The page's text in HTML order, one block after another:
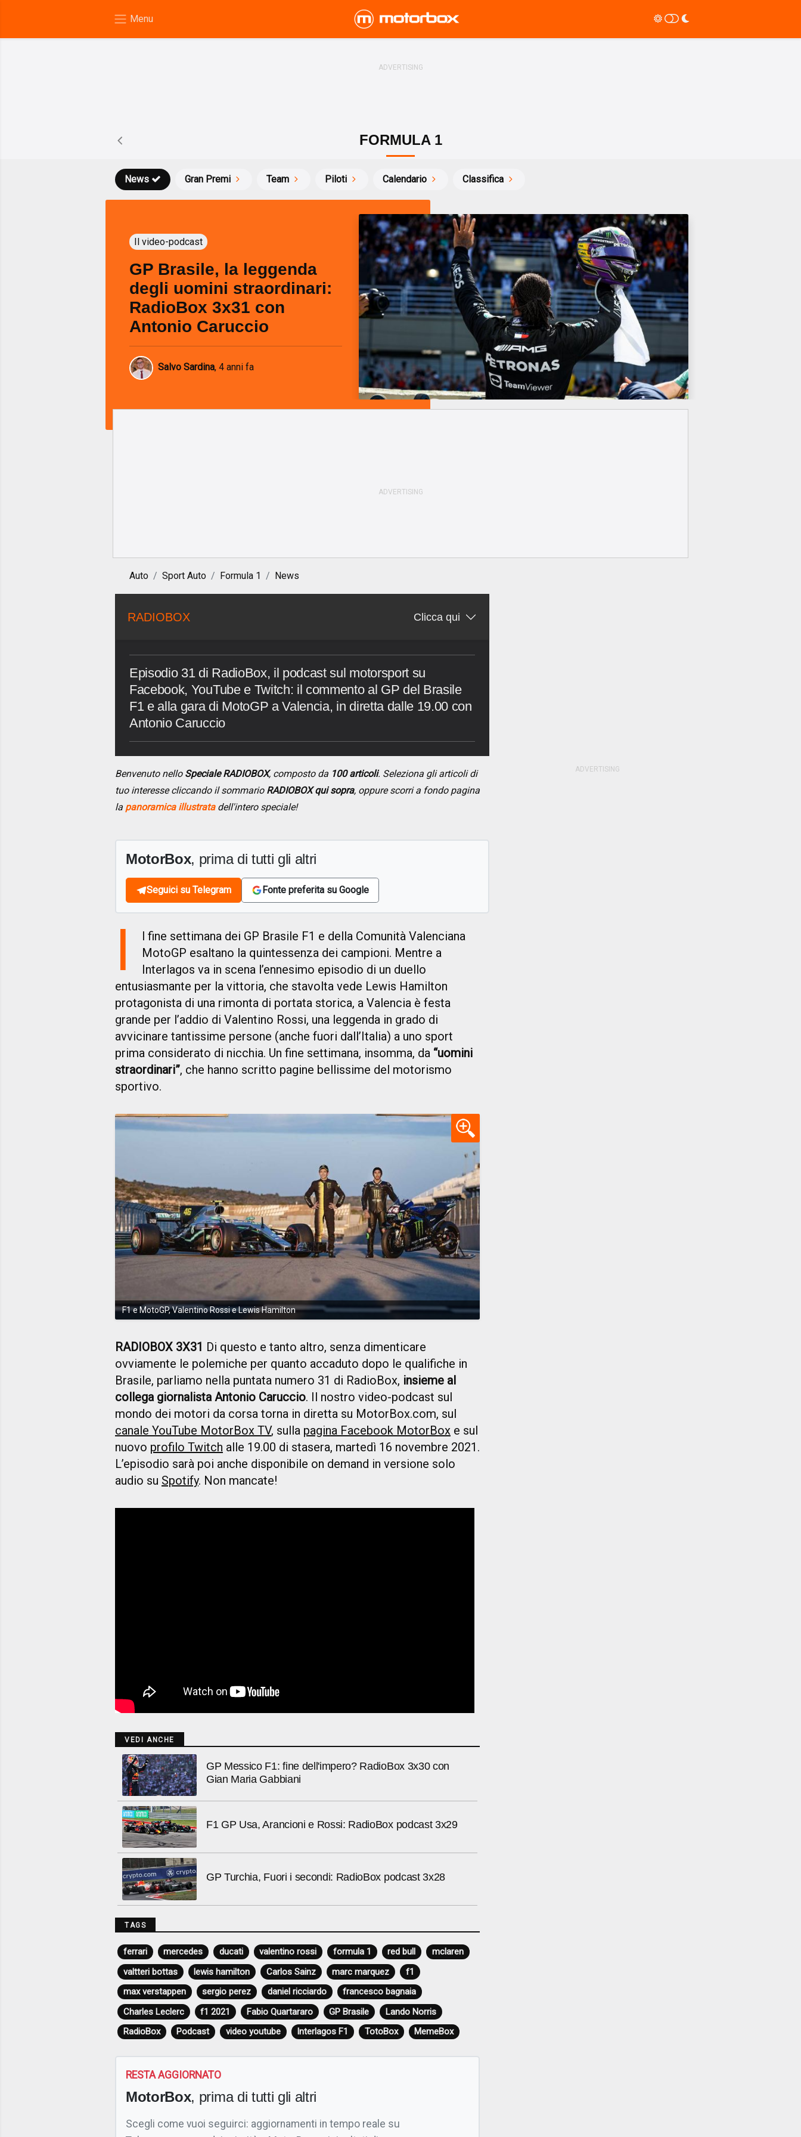
FORMULA 1
News Gran Premi Team Piloti Calendario Classifica
Il video-podcast
GP Brasile, la leggenda
degli uomini straordinari:
RadioBox 3x31 con
Antonio Caruccio
Salvo Sardina, 4 anni fa
Auto Sport Auto Formula 1 News
RADIOBOX Clicca qui
Episodio 31 di RadioBox, il podcast sul motorsport su
Facebook, YouTube e Twitch: il commento al GP del Brasile
F1 e alla gara di MotoGP a Valencia, in diretta dalle 19.00 con
Antonio Caruccio
Benvenuto nello Speciale RADIOBOX, composto da 100 articoli. Seleziona gli articoli di
tuo interesse cliccando il sommario RADIOBOX qui sopra, oppure scorri a fondo pagina
la panoramica illustratadell'intero speciale!
MotorBox, prima di tutti gli altri
Seguici su Telegram Fonte preferita su Google
I
l fine settimana dei GP Brasile F1 e della Comunità Valenciana
MotoGP esaltano la quintessenza dei campioni. Mentre a
Interlagos va in scena l’ennesimo episodio di un duello
entusiasmante per la vittoria, che stavolta vede Lewis Hamilton
protagonista di una rimonta di portata storica, a Valencia è festa
grande per l’addio di Valentino Rossi, una leggenda in grado di
avvicinare tantissime persone (anche fuori dall’Italia) a uno sport
prima considerato di nicchia. Un fine settimana, insomma, da “uomini
straordinari”, che hanno scritto pagine bellissime del motorismo
sportivo.
F1 e MotoGP, Valentino Rossi e Lewis Hamilton
RADIOBOX 3X31 Di questo e tanto altro, senza dimenticare
ovviamente le polemiche per quanto accaduto dopo le qualifiche in
Brasile, parliamo nella puntata numero 31 di RadioBox, insieme al
collega giornalista Antonio Caruccio. Il nostro video-podcast sul
mondo dei motori da corsa torna in diretta su MotorBox.com, sul
canale YouTube MotorBox TV, sulla pagina Facebook MotorBox e sul
nuovo profilo Twitch alle 19.00 di stasera, martedì 16 novembre 2021.
L’episodio sarà poi anche disponibile on demand in versione solo
audio su Spotify. Non mancate!
VEDI ANCHE
GP Messico F1: fine dell'impero? RadioBox 3x30 con
Gian Maria Gabbiani
F1 GP Usa, Arancioni e Rossi: RadioBox podcast 3x29
GP Turchia, Fuori i secondi: RadioBox podcast 3x28
TAGS
ferrari mercedes ducati valentino rossi formula 1 red bull
mclaren
valtteri bottas
lewis hamilton Carlos Sainz marc marquez
f1
max verstappen
sergio perez daniel ricciardo
francesco bagnaia
Charles Leclerc
f1 2021 Fabio Quartararo GP Brasile
Lando Norris
RadioBox
Podcast video youtube Interlagos F1 TotoBox MemeBox
RESTA AGGIORNATO
MotorBox, prima di tutti gli altri
Scegli come vuoi seguirci: aggiornamenti in tempo reale su